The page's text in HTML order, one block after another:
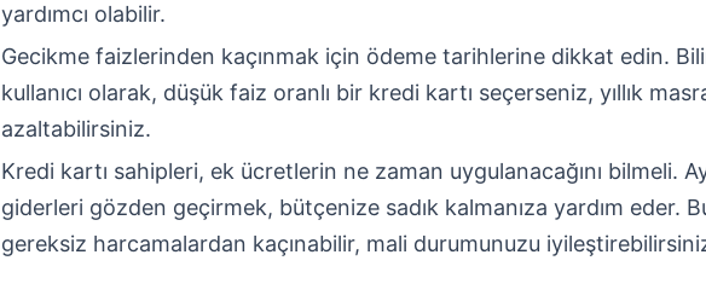
yardımcı olabilir.
Gecikme faizlerinden kaçınmak için ödeme tarihlerine dikkat edin.
kullanıcı olarak, düşük faiz oranlı bir kredi kartı seçerseniz, yıllık
azaltabilirsiniz.
Kredi kartı sahipleri, ek ücretlerin ne zaman uygulanacağını bilmeli.
giderleri gözden geçirmek, bütçenize sadık kalmanıza yardım eder.
gereksiz harcamalardan kaçınabilir, mali durumunuzu